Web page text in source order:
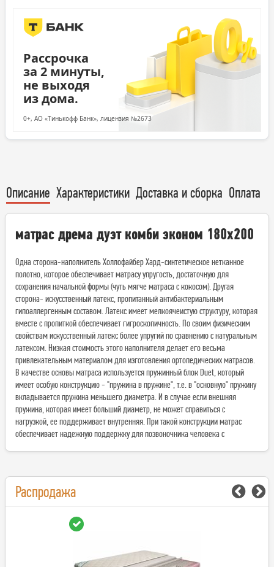
Рассрочка
за 2 минуты,
не выходя
из дома.
0+, АО «Тинькофф Банк», лицензия №2673
Описание Характеристики Доставка и сборка Оплата
матрас дрема дуэт комби эконом 180х200
Одна сторона-наполнитель Холлофайбер Хард-синтетическое нетканное
полотно, которое обеспечивает матрасу упругость, достаточную для
сохранения начальной формы (чуть мягче матраса с кокосом). Другая
сторона- искусственный латекс, пропитанный антибактериальным
гипоаллергенным составом. Латекс имеет мелкоячеистую структуру, которая
вместе с пропиткой обеспечивает гигроскопичность. По своим физическим
свойствам искусственный латекс более упругий по сравнению с натуральным
латексом. Низкая стоимость этого наполнителя делает его весьма
привлекательным материалом для изготовления oртопeдических матрасов.
В качестве основы матраса используется пружинный блок Duet, который
имеет особую конструкцию - "пружина в пружине", т.е. в "основную" пружину
вкладывается пружина меньшего диаметра. И в случае если внешняя
пружина, которая имеет больший диаметр, не может справиться с
нагрузкой, ее поддерживает внутренняя. При такой конструкции матрас
обеспечивает надежную поддержку для позвоночника человека с
Распродажа